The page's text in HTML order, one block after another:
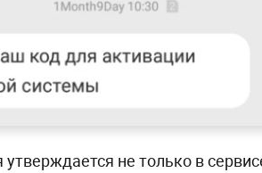
не только в